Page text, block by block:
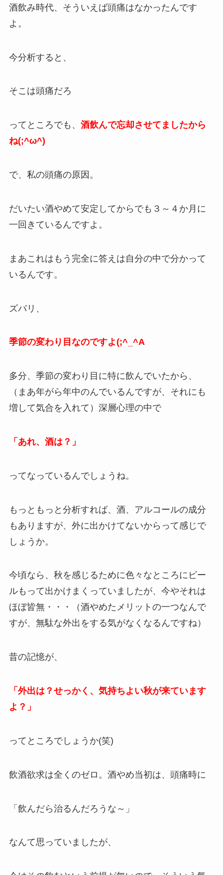
酒飲み時代、そういえば頭痛はなかったんです
よ。
今分析すると、
そこは頭痛だろ
ってところでも、 酒飲んで忘却させてましたから
ね(;^ω^)
で、私の頭痛の原因。
だいたい酒やめて安定してからでも３～４か月に
一回きているんですよ。
まあこれはもう完全に答えは自分の中で分かって
いるんです。
ズバリ、
季節の変わり目なのですよ(;^_^A
多分、季節の変わり目に特に飲んでいたから、
（まあ年がら年中のんでいるんですが、それにも
増して気合を入れて）深層心理の中で
「あれ、酒は？」
ってなっているんでしょうね。
もっともっと分析すれば、酒、アルコールの成分
もありますが、外に出かけてないからって感じで
しょうか。
今頃なら、秋を感じるために色々なところにビー
ルもって出かけまくっていましたが、今やそれは
ほぼ皆無・・・（酒やめたメリットの一つなんで
すが、無駄な外出をする気がなくなるんですね）
昔の記憶が、
「外出は？せっかく、気持ちよい秋が来ています
よ？」
ってところでしょうか(笑)
飲酒欲求は全くのゼロ。酒やめ当初は、頭痛時に
「飲んだら治るんだろうな～」
なんて思っていましたが、